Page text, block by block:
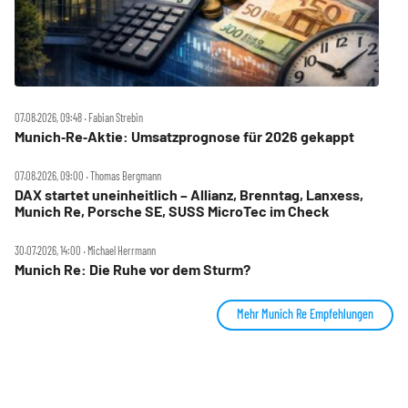
07.08.2026, 09:48 ‧ Fabian Strebin
Munich‑Re‑Aktie: Umsatzprognose für 2026 gekappt
07.08.2026, 09:00 ‧ Thomas Bergmann
DAX startet uneinheitlich – Allianz, Brenntag, Lanxess,
Munich Re, Porsche SE, SUSS MicroTec im Check
30.07.2026, 14:00 ‧ Michael Herrmann
Munich Re: Die Ruhe vor dem Sturm?
Mehr Munich Re Empfehlungen